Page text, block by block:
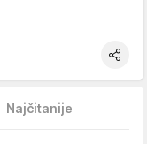
Najčitanije